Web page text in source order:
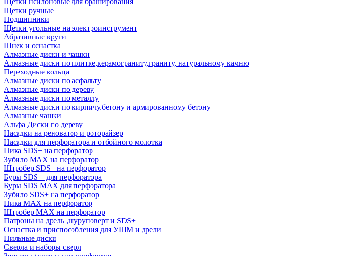
Щетки нейлоновые для браширования
Щетки ручные
Подшипники
Щетки угольные на электроинструмент
Абразивные круги
Шнек и оснастка
Алмазные диски и чашки
Алмазные диски по плитке,керамограниту,граниту, натуральному камню
Переходные кольца
Алмазные диски по асфальту
Алмазные диски по дереву
Алмазные диски по металлу
Алмазные диски по кирпичу,бетону и армированному бетону
Алмазные чашки
Альфа Диски по дереву
Насадки на реноватор и роторайзер
Насадки для перфоратора и отбойного молотка
Пика SDS+ на перфоратор
Зубило MAX на перфоратор
Штробер SDS+ на перфоратор
Буры SDS + для перфоратора
Буры SDS MAX для перфоратора
Зубило SDS+ на перфоратор
Пика MAX на перфоратор
Штробер MAX на перфоратор
Патроны на дрель ,шуруповерт и SDS+
Оснастка и приспособления для УШМ и дрели
Пильные диски
Сверла и наборы сверл